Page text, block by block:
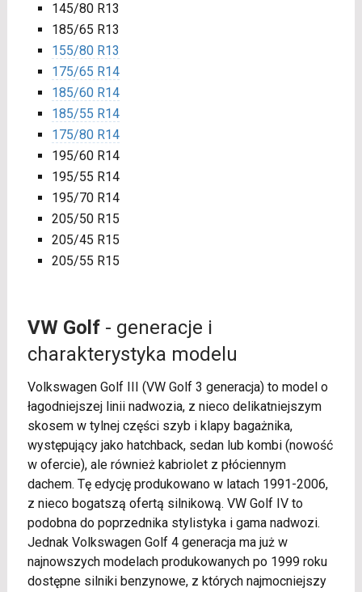
145/80 R13
185/65 R13
155/80 R13
175/65 R14
185/60 R14
185/55 R14
175/80 R14
195/60 R14
195/55 R14
195/70 R14
205/50 R15
205/45 R15
205/55 R15
VW Golf- generacje i
charakterystyka modelu
Volkswagen Golf III (VW Golf 3 generacja) to model o
łagodniejszej linii nadwozia, z nieco delikatniejszym
skosem w tylnej części szyb i klapy bagażnika,
występujący jako hatchback, sedan lub kombi (nowość
w ofercie), ale również kabriolet z płóciennym
dachem. Tę edycję produkowano w latach 1991-2006,
z nieco bogatszą ofertą silnikową. VW Golf IV to
podobna do poprzednika stylistyka i gama nadwozi.
Jednak Volkswagen Golf 4 generacja ma już w
najnowszych modelach produkowanych po 1999 roku
dostępne silniki benzynowe, z których najmocniejszy